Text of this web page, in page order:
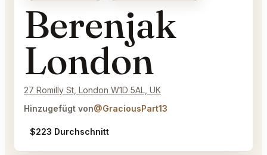
Berenjak
London
27 Romilly St, London W1D 5AL, UK
Hinzugefügt von@GraciousPart13
$223 Durchschnitt